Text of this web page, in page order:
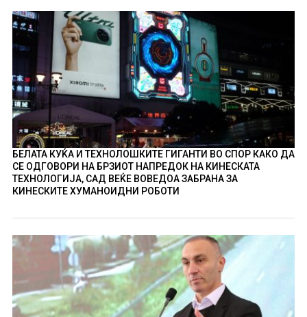
БЕЛАТА КУЌА И ТЕХНОЛОШКИТЕ ГИГАНТИ ВО СПОР КАКО ДА
СЕ ОДГОВОРИ НА БРЗИОТ НАПРЕДОК НА КИНЕСКАТА
ТЕХНОЛОГИЈА, САД ВЕЌЕ ВОВЕДОА ЗАБРАНА ЗА
КИНЕСКИТЕ ХУМАНОИДНИ РОБОТИ